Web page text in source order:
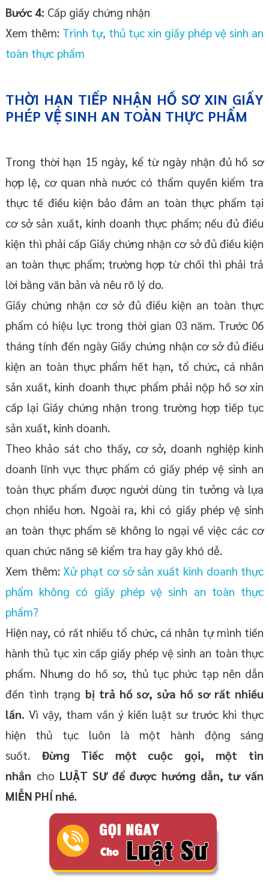
Bước 4: Cấp giấy chứng nhận
Xem thêm: Trình tự, thủ tục xin giấy phép vệ sinh an
toàn thực phẩm
THỜI HẠN TIẾP NHẬN HỒ SƠ XIN GIẤY
PHÉP VỆ SINH AN TOÀN THỰC PHẨM
Trong thời hạn 15 ngày, kể từ ngày nhận đủ hồ sơ
hợp lệ, cơ quan nhà nước có thẩm quyền kiểm tra
thực tế điều kiện bảo đảm an toàn thực phẩm tại
cơ sở sản xuất, kinh doanh thực phẩm; nếu đủ điều
kiện thì phải cấp Giấy chứng nhận cơ sở đủ điều kiện
an toàn thực phẩm; trường hợp từ chối thì phải trả
lời bằng văn bản và nêu rõ lý do.
Giấy chứng nhận cơ sở đủ điều kiện an toàn thực
phẩm có hiệu lực trong thời gian 03 năm. Trước 06
tháng tính đến ngày Giấy chứng nhận cơ sở đủ điều
kiện an toàn thực phẩm hết hạn, tổ chức, cá nhân
sản xuất, kinh doanh thực phẩm phải nộp hồ sơ xin
cấp lại Giấy chứng nhận trong trường hợp tiếp tục
sản xuất, kinh doanh.
Theo khảo sát cho thấy, cơ sở, doanh nghiệp kinh
doanh lĩnh vực thực phẩm có giấy phép vệ sinh an
toàn thực phẩm được người dùng tin tưởng và lựa
chọn nhiều hơn. Ngoài ra, khi có giấy phép vệ sinh
an toàn thực phẩm sẽ không lo ngại về việc các cơ
quan chức năng sẽ kiểm tra hay gây khó dễ.
Xem thêm: Xử phạt cơ sở sản xuất kinh doanh thực
phẩm không có giấy phép vệ sinh an toàn thực
phẩm?
Hiện nay, có rất nhiều tổ chức, cá nhân tự mình tiến
hành thủ tục xin cấp giấy phép vệ sinh an toàn thực
phẩm. Nhưng do hồ sơ, thủ tục phức tạp nên dẫn
đến tình trạng bị trả hồ sơ, sửa hồ sơ rất nhiều
lần. Vì vậy, tham vấn ý kiến luật sư trước khi thực
hiện thủ tục luôn là một hành động sáng
suốt. Đừng Tiếc một cuộc gọi, một tin
nhắn cho LUẬT SƯ để đượchướng dẫn, tư vấn
MIỄN PHÍnhé.